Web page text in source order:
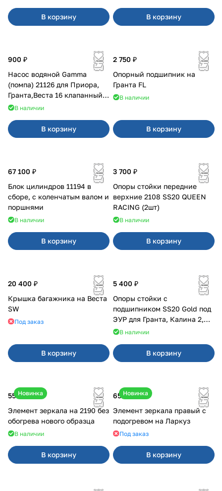
В корзину В корзину
900 ₽
Насос водяной Gamma
(помпа) 21126 для Приора,
Гранта,Веста 16 клапанный
двигатель.
В наличии
В корзину
2 750 ₽
Опорный подшипник на
Гранта FL
В наличии
В корзину
67 100 ₽
Блок цилиндров 11194 в
сборе, с коленчатым валом и
поршнями
В наличии
В корзину
3 700 ₽
Опоры стойки передние
верхние 2108 SS20 QUEEN
RACING (2шт)
В наличии
В корзину
20 400 ₽
Крышка багажника на Веста
SW
Под заказ
В корзину
5 400 ₽
Опоры стойки с
подшипником SS20 Gold под
ЭУР для Гранта, Калина 2,
Datsun
В наличии
В корзину
Новинка
550 ₽
Элемент зеркала на 2190 без
обогрева нового образца
В наличии
В корзину
Новинка
650 ₽
Элемент зеркала правый с
подогревом на Ларкуз
Под заказ
В корзину